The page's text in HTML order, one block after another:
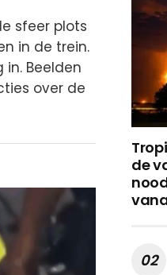
sfeer plots
in de trein.
Beelden
over de
de